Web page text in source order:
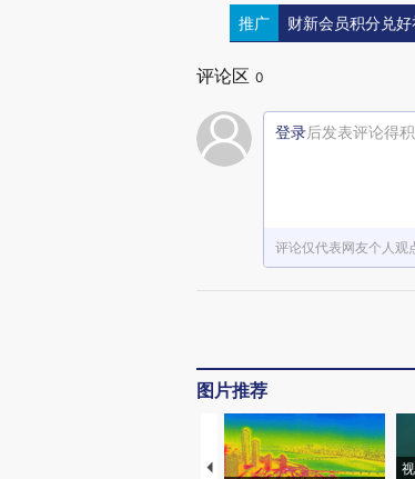
推广 财新会员积分兑好
评论区 0
登录后发表评论得
评论仅代表网友个人观
图片推荐